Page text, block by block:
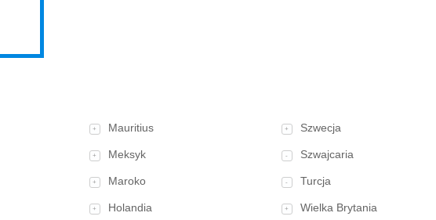
+ Mauritius
+ Meksyk
+ Maroko
+ Holandia
+ Szwecja
- Szwajcaria
- Turcja
+ Wielka Brytania